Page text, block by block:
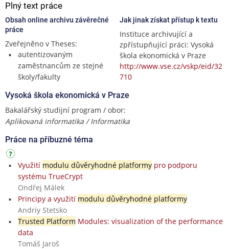
Plný text práce
Obsah online archivu závěrečné
práce
Zveřejněno v Theses:
autentizovaným
zaměstnancům ze stejné
školy/fakulty
Jak jinak získat přístup k textu
Instituce archivující a
zpřístupňující práci: Vysoká
škola ekonomická v Praze
http://www.vse.cz/vskp/eid/32
710
Vysoká škola ekonomická v Praze
Bakalářský studijní program / obor:
Aplikovaná informatika / Informatika
Práce na příbuzné téma
Využití modulu důvěryhodné platformypro podporu
systému TrueCrypt
Ondřej Málek
Principy a využití modulu důvěryhodné platformy
Andriy Stetsko
Trusted Platform Modules: visualization of the performance
data
Tomáš Jaroš